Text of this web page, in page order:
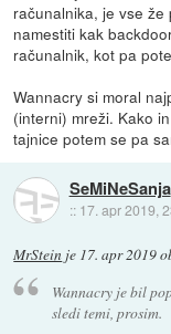
računalnika, je vse
namestiti kak
računalnik, kot pa
Wannacry si moral
(interni) mreži. Kako
tajnice potem se pa
SeMiNeSanja
:: 17. apr 2019,
MrStein je 17. apr 2019
Wannacry je bil
sledi temi, prosim.